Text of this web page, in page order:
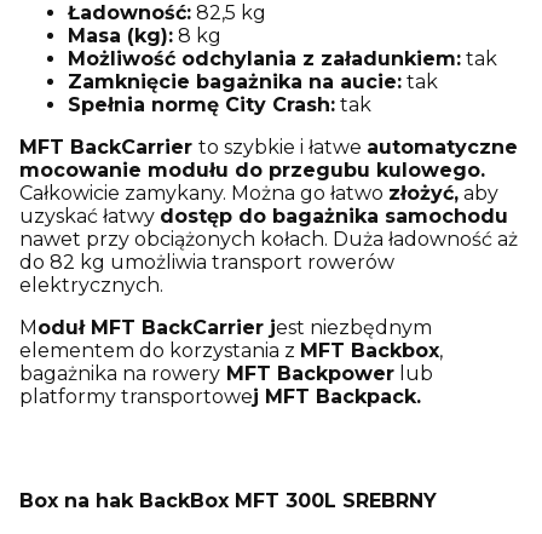
Ładowność: 82,5 kg
Masa (kg): 8 kg
Możliwość odchylania z załadunkiem: tak
Zamknięcie bagażnika na aucie: tak
Spełnia normę City Crash: tak
MFT BackCarrier to szybkie i łatwe automatyczne
mocowanie modułu do przegubu kulowego.
Całkowicie zamykany. Można go łatwo złożyć, aby
uzyskać łatwy dostęp do bagażnika samochodu
nawet przy obciążonych kołach. Duża ładowność aż
do 82 kg umożliwia transport rowerów
elektrycznych.
Moduł MFT BackCarrier jest niezbędnym
elementem do korzystania z MFT Backbox,
bagażnika na rowery MFT Backpower lub
platformy transportowej MFT Backpack.
Box na hak BackBox MFT 300L SREBRNY